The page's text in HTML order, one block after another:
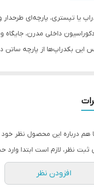
یا تپستری، پارچه‌ای
داخلی مدرن، جایگاه
این بکدراپ‌ها از پارچه ساتن
به محیط اطراف‌تان
به دنبال هدیه‌ای خاص،
هم درباره این محصول نظر خود
ثبت نظر، لازم است ابتدا
افزودن نظر